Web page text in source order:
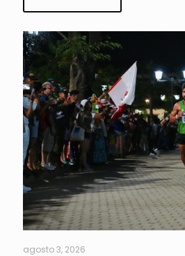
agosto 3, 2026